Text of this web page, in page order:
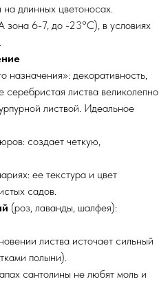
длинных цветоносах.
зона 6-7, до -23°C), в условиях
назначения»: декоративность,
серебристая листва великолепно
листвой. Идеальное
создает четкую,
ее текстура и цвет
садов.
(роз, лаванды, шалфея):
листва источает сильный
полыни).
сантолины не любят моль и